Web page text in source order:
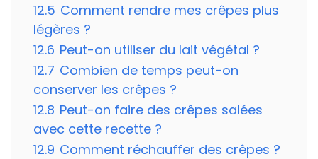
12.5 Comment rendre mes crêpes plus
légères ?
12.6 Peut-on utiliser du lait végétal ?
12.7 Combien de temps peut-on
conserver les crêpes ?
12.8 Peut-on faire des crêpes salées
avec cette recette ?
12.9 Comment réchauffer des crêpes ?